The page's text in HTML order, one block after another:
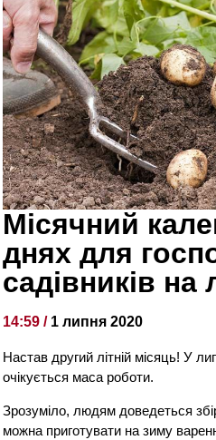
Місячний
днях для
садівників на
14:59 / 1 липня 2020
Настав другий літній місяць! У
очікується маса роботи.
Зрозуміло, людям доведеться
можна приготувати на зиму